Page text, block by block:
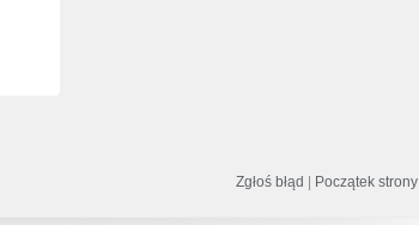
Zgłoś błąd Początek strony